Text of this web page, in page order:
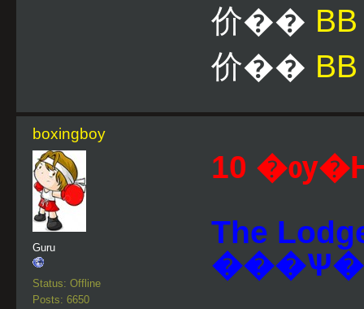
价��
价��
boxingboy
Guru
Status: Offline
Posts: 6650
10
The